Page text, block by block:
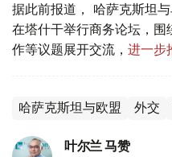
据此前报道， 哈萨克斯坦
在塔什干举行商务论坛，
作等议题展开交流， 进一步
哈萨克斯坦与欧盟 外交
叶尔兰 马赞